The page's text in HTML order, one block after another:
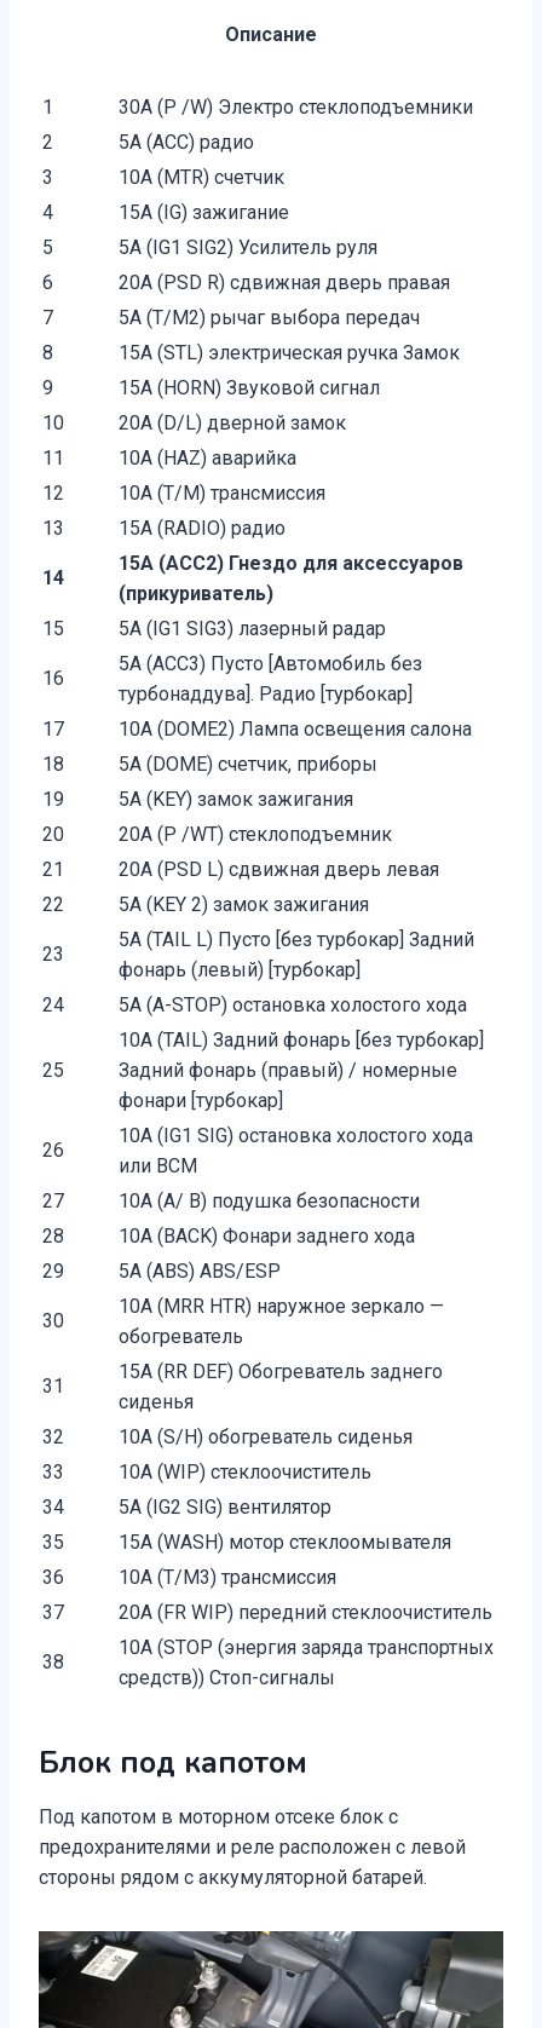
Описание
1
30A (P /W) Электро стеклоподъемники
2
5A (ACC) радио
3
10A (MTR) счетчик
4
15A (IG) зажигание
5
5A (IG1 SIG2) Усилитель руля
6
20A (PSD R) сдвижная дверь правая
7
5A (T/M2) рычаг выбора передач
8
15A (STL) электрическая ручка Замок
9
15A (HORN) Звуковой сигнал
10
20A (D/L) дверной замок
11
10A (HAZ) аварийка
12
10A (T/M) трансмиссия
13
15A (RADIO) радио
14
15A (ACC2) Гнездо для аксессуаров
(прикуриватель)
15
5A (IG1 SIG3) лазерный радар
16
5A (ACC3) Пусто [Автомобиль без
турбонаддува]. Радио [турбокар]
17
10A (DOME2) Лампа освещения салона
18
5A (DOME) счетчик, приборы
19
5A (KEY) замок зажигания
20
20A (P /WT) стеклоподъемник
21
20A (PSD L) сдвижная дверь левая
22
5A (KEY 2) замок зажигания
23
5A (TAIL L) Пусто [без турбокар] Задний
фонарь (левый) [турбокар]
24
5A (A-STOP) остановка холостого хода
25
10A (TAIL) Задний фонарь [без турбокар]
Задний фонарь (правый) / номерные
фонари [турбокар]
26
10A (IG1 SIG) остановка холостого хода
или BCM
27
10A (A/ B) подушка безопасности
28
10A (BACK) Фонари заднего хода
29
5A (ABS) ABS/ESP
30
10A (MRR HTR) наружное зеркало —
обогреватель
31
15A (RR DEF) Обогреватель заднего
сиденья
32
10A (S/H) обогреватель сиденья
33
10A (WIP) стеклоочиститель
34
5A (IG2 SIG) вентилятор
35
15A (WASH) мотор стеклоомывателя
36
10A (T/M3) трансмиссия
37
20A (FR WIP) передний стеклоочиститель
38
10A (STOP (энергия заряда транспортных
средств)) Стоп-сигналы
Блок под капотом
Под капотом в моторном отсеке блок с
предохранителями и реле расположен с левой
стороны рядом с аккумуляторной батарей.